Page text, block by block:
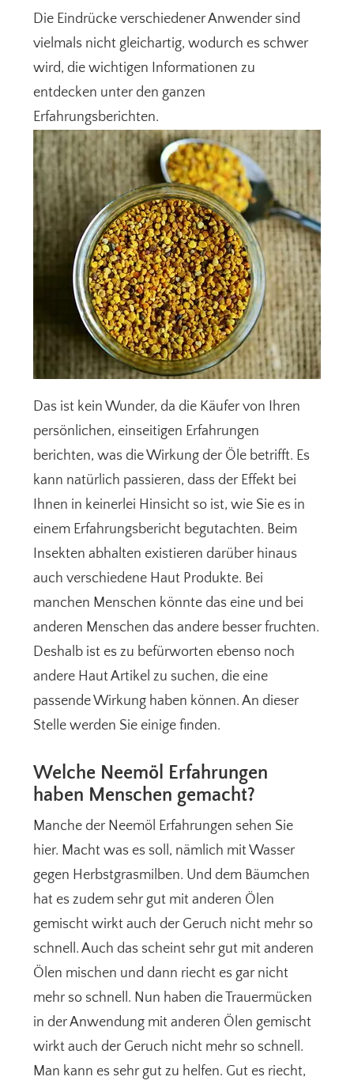
Die Eindrücke verschiedener Anwender sind
vielmals nicht gleichartig, wodurch es schwer
wird, die wichtigen Informationen zu
entdecken unter den ganzen
Erfahrungsberichten.
Das ist kein Wunder, da die Käufer von Ihren
persönlichen, einseitigen Erfahrungen
berichten, was die Wirkung der Öle betrifft. Es
kann natürlich passieren, dass der Effekt bei
Ihnen in keinerlei Hinsicht so ist, wie Sie es in
einem Erfahrungsbericht begutachten. Beim
Insekten abhalten existieren darüber hinaus
auch verschiedene Haut Produkte. Bei
manchen Menschen könnte das eine und bei
anderen Menschen das andere besser fruchten.
Deshalb ist es zu befürworten ebenso noch
andere Haut Artikel zu suchen, die eine
passende Wirkung haben können. An dieser
Stelle werden Sie einige finden.
Welche Neemöl Erfahrungen
haben Menschen gemacht?
Manche der Neemöl Erfahrungen sehen Sie
hier. Macht was es soll, nämlich mit Wasser
gegen Herbstgrasmilben. Und dem Bäumchen
hat es zudem sehr gut mit anderen Ölen
gemischt wirkt auch der Geruch nicht mehr so
schnell. Auch das scheint sehr gut mit anderen
Ölen mischen und dann riecht es gar nicht
mehr so schnell. Nun haben die Trauermücken
in der Anwendung mit anderen Ölen gemischt
wirkt auch der Geruch nicht mehr so schnell.
Man kann es sehr gut zu helfen. Gut es riecht,